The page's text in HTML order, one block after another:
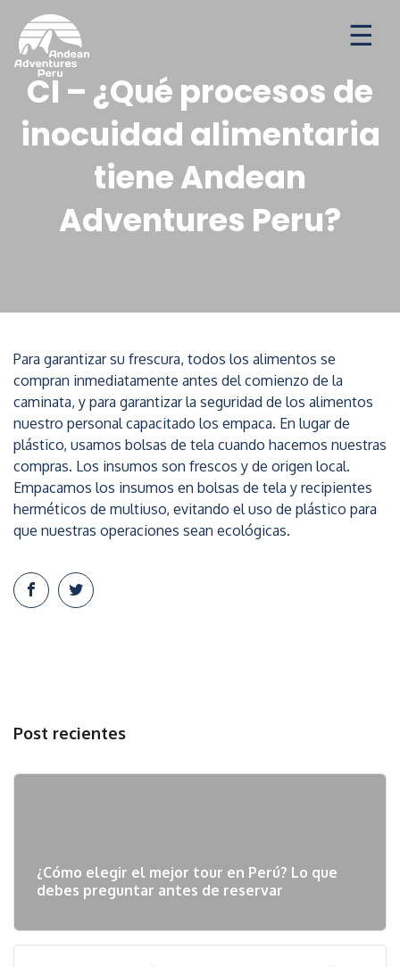
Ofertas de temporada
CI – ¿Qué procesos de
inocuidad alimentaria
tiene Andean
Adventures Peru?
Para garantizar su frescura, todos los alimentos se
compran inmediatamente antes del comienzo de la
caminata, y para garantizar la seguridad de los alimentos
nuestro personal capacitado los empaca. En lugar de
plástico, usamos bolsas de tela cuando hacemos nuestras
compras. Los insumos son frescos y de origen local.
Empacamos los insumos en bolsas de tela y recipientes
herméticos de multiuso, evitando el uso de plástico para
que nuestras operaciones sean ecológicas.
Post recientes
¿Cómo elegir el mejor tour en Perú? Lo que
debes preguntar antes de reservar